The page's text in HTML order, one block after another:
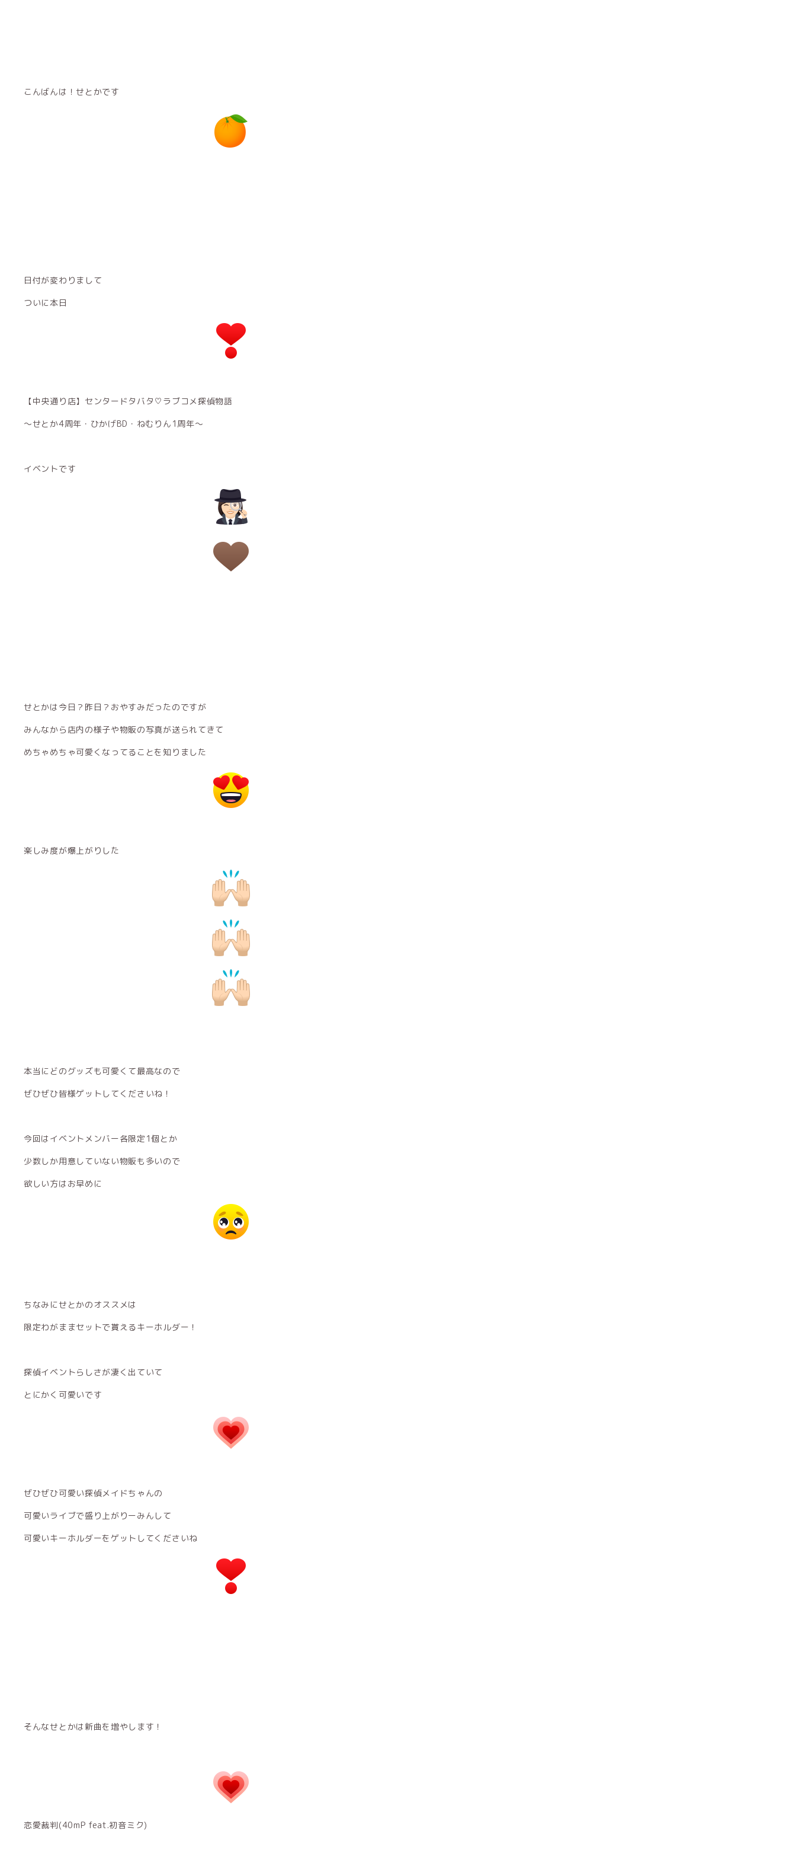
こんばんは！せとかです
日付が変わりまして
ついに本日
【中央通り店】センタードタバタ♡ラブコメ探偵物語
～せとか4周年・ひかげBD・ねむりん1周年～
イベントです
せとかは今日？昨日？おやすみだったのですが
みんなから店内の様子や物販の写真が送られてきて
めちゃめちゃ可愛くなってることを知りました
楽しみ度が爆上がりした
本当にどのグッズも可愛くて最高なので
ぜひぜひ皆様ゲットしてくださいね！
今回はイベントメンバー各限定1個とか
少数しか用意していない物販も多いので
欲しい方はお早めに
ちなみにせとかのオススメは
限定わがままセットで貰えるキーホルダー！
探偵イベントらしさが凄く出ていて
とにかく可愛いです
ぜひぜひ可愛い探偵メイドちゃんの
可愛いライブで盛り上がりーみんして
可愛いキーホルダーをゲットしてくださいね
そんなせとかは新曲を増やします！
恋愛裁判(40mP feat.初音ミク)